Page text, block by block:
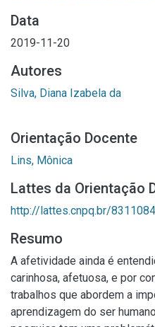
Data
2019-11-20
Autores
Silva, Diana Izabela da
Orientação Docente
Lins, Mônica
Lattes da Orientação
http://lattes.cnpq.br/
Resumo
A afetividade ainda é
carinhosa, afetuosa, e por
trabalhos que abordem a
aprendizagem do ser